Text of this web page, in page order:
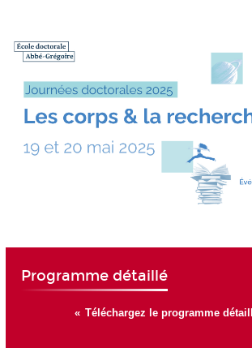
Programme détaillé
Téléchargez le programme